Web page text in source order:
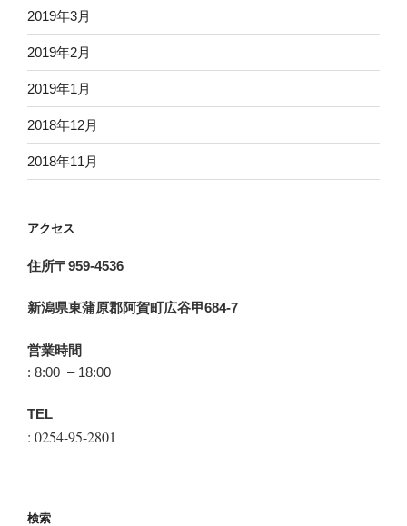
2019年3月
2019年2月
2019年1月
2018年12月
2018年11月
アクセス
住所〒959-4536
新潟県東蒲原郡阿賀町広谷甲684-7
営業時間
: 8:00 – 18:00
TEL
: 0254-95-2801
検索